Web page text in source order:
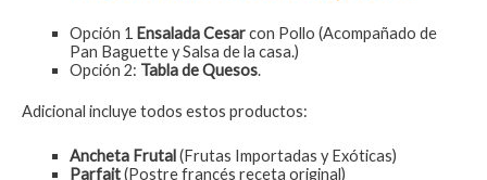
Opción 1 Ensalada Cesarcon Pollo (Acompañado de
Pan Baguette y Salsa de la casa.)
Opción 2: Tabla de Quesos.
Adicional incluye todos estos productos:
Ancheta Frutal(Frutas Importadas y Exóticas)
Parfait(Postre francés receta original)